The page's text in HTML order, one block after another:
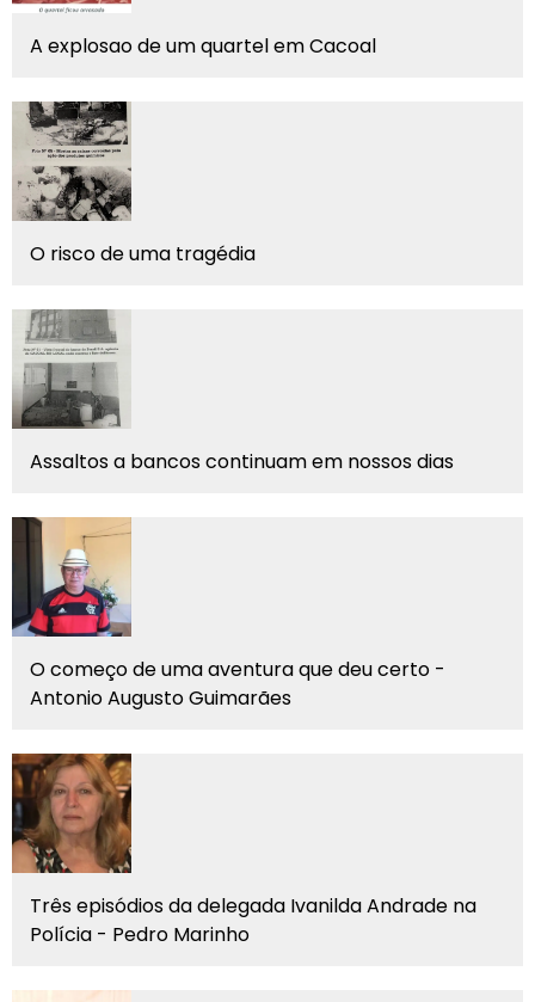
A explosao de um quartel em Cacoal
O risco de uma tragédia
Assaltos a bancos continuam em nossos dias
O começo de uma aventura que deu certo -
Antonio Augusto Guimarães
Três episódios da delegada Ivanilda Andrade na
Polícia - Pedro Marinho